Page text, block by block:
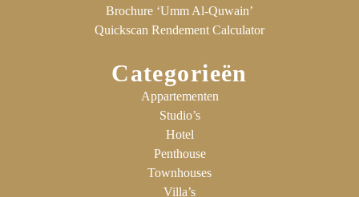
Brochure ‘Umm Al-Quwain’
Quickscan Rendement Calculator
Categorieën
Appartementen
Studio’s
Hotel
Penthouse
Townhouses
Villa’s